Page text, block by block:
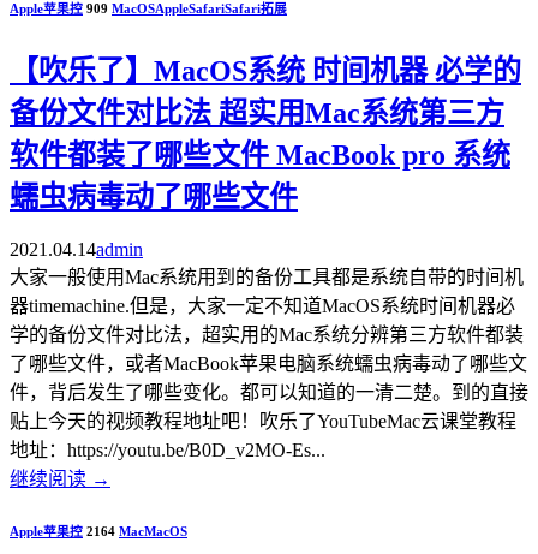
Apple苹果控 909 MacOSAppleSafariSafari拓展
【吹乐了】MacOS系统 时间机器 必学的
备份文件对比法 超实用Mac系统第三方
软件都装了哪些文件 MacBook pro 系统
蠕虫病毒动了哪些文件
2021.04.14admin
大家一般使用Mac系统用到的备份工具都是系统自带的时间机
器timemachine.但是，大家一定不知道MacOS系统时间机器必
学的备份文件对比法，超实用的Mac系统分辨第三方软件都装
了哪些文件，或者MacBook苹果电脑系统蠕虫病毒动了哪些文
件，背后发生了哪些变化。都可以知道的一清二楚。到的直接
贴上今天的视频教程地址吧！吹乐了YouTubeMac云课堂教程
地址：https://youtu.be/B0D_v2MO-Es...
继续阅读 →
Apple苹果控 2164 MacMacOS